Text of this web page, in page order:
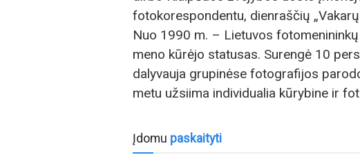
fotokorespondentu, dienraščių
Nuo 1990 m. – Lietuvos
meno kūrėjo statusas. Surengė 10
dalyvauja grupinėse fotografijos
metu užsiima individualia kūrybine ir
Įdomu paskaityti